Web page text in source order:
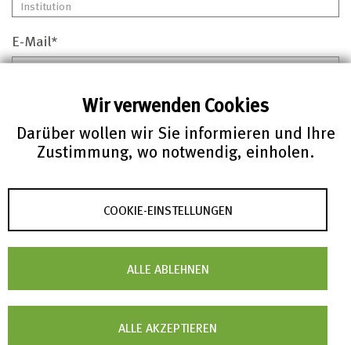
Wir verwenden Cookies
Darüber wollen wir Sie informieren und Ihre
Zustimmung, wo notwendig, einholen.
COOKIE-EINSTELLUNGEN
ALLE ABLEHNEN
ALLE AKZEPTIEREN
E-Mail*
Bitte nehmen Sie meine E-Mail Adresse
in folgende Verteiler auf:
RADAR (Forschungsdatenrepository)
ICSD (Informationsservice Kristallographie)